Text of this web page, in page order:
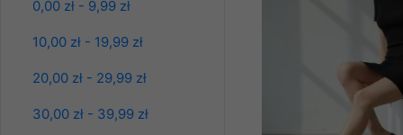
0,00 zł - 9,99 zł
10,00 zł - 19,99 zł
20,00 zł - 29,99 zł
30,00 zł - 39,99 zł
Paczka 10 szt
szczegóły
Klientów
ochronie danych
serwerach
pracownicy Sklepu.
Każdy Klient, który
ich weryfikacji,